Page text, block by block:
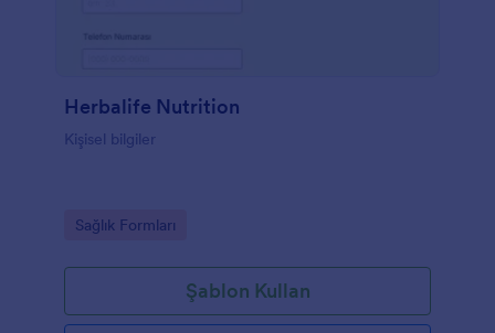
Herbalife Nutrition
Kişisel bilgiler
Go to Category:
Sağlık Formları
Şablon Kullan